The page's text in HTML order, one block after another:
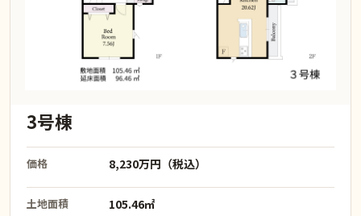
3号棟
価格 8,230万円（税込）
土地面積 105.46㎡